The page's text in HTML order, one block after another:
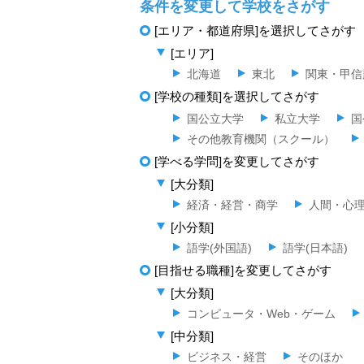
条件を変更して学校をさがす
[エリア・都道府県]を選択してさがす
[エリア]
北海道 東北 関東・甲
[学校の種類]を選択してさがす
国公立大学 私立大学
その他教育機関（スクール）
[学べる学問]を変更してさがす
[大分類]
経済・経営・商学 人間・心
[小分類]
語学(外国語) 語学(日本語)
[目指せる職種]を変更してさがす
[大分類]
コンピュータ・Web・ゲーム
[中分類]
ビジネス・経営 そのほか